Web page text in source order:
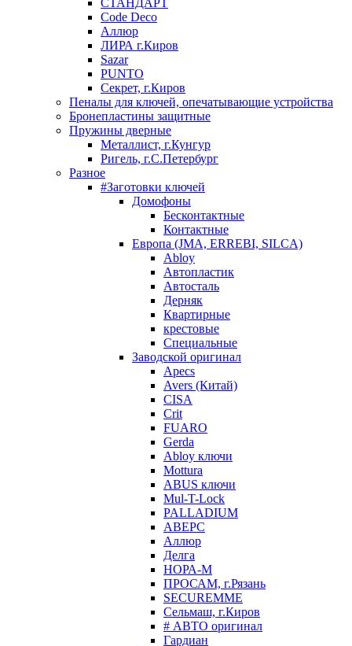
СТАНДАРТ
Code Deco
Аллюр
ЛИРА г.Киров
Sazar
PUNTO
Секрет, г.Киров
Пеналы для ключей, опечатывающие устройства
Бронепластины защитные
Пружины дверные
Металлист, г.Кунгур
Ригель, г.С.Петербург
Разное
#Заготовки ключей
Домофоны
Бесконтактные
Контактные
Европа (JMA, ERREBI, SILCA)
Abloy
Автопластик
Автосталь
Дерняк
Квартирные
крестовые
Специальные
Заводской оригинал
Apecs
Avers (Китай)
CISA
Crit
FUARO
Gerda
Abloy ключи
Mottura
ABUS ключи
Mul-T-Lock
PALLADIUM
АВЕРС
Аллюр
Делга
НОРА-М
ПРОСАМ, г.Рязань
SECUREMME
Сельмаш, г.Киров
# АВТО оригинал
Гардиан